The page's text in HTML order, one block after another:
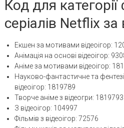
Код для категорії
серіалів Netflix за
Екшен за мотивами відеоігор:
Анімація на основі відеоігор:
Аніме за мотивами відеоігор:
Науково-фантастичне та
відеоігор: 1819789
Творче аніме з відеогри: 1819793
З відеоігор: 104997
Фільмів з відеоігор: 72576